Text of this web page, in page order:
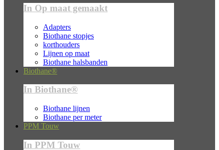
In Op maat gemaakt
Adapters
Biothane stopjes
korthouders
Lijnen op maat
Biothane halsbanden
Biothane®
In Biothane®
Biothane lijnen
Biothane per meter
PPM Touw
In PPM Touw